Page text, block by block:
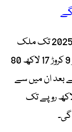
سالانہ رپورٹ میں بتایا گیا ہے کہ 30 جون 2025 تک ملک
بھر کے شیڈولڈ بینکوں میں مجموعی طور پر 9 کروڑ 17 لاکھ 80
بعد ان میں سے
کھاتہ داروں کی جمع شدہ رقوم 10 لاکھ روپے تک